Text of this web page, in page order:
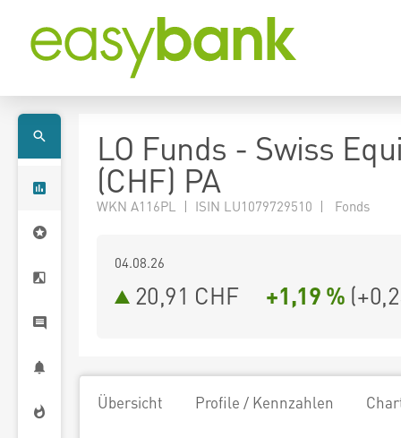
LO Funds - Swiss
(CHF) PA
WKN A116PL | ISIN LU1079729510 | Fonds
04.08.26
20,91 CHF +1,19 % (
Übersicht Profile / Kennzahlen